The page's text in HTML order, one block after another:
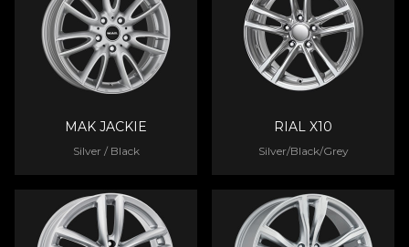
MAK JACKIE
Silver / Black
RIAL X10
Silver/Black/Grey